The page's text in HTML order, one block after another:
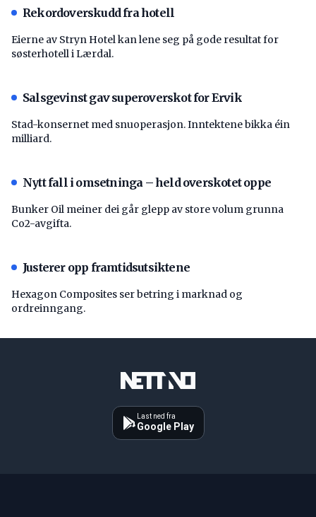
Rekordoverskudd fra hotell
Eierne av Stryn Hotel kan lene seg på gode resultat for
søsterhotell i Lærdal.
Salsgevinst gav superoverskot for Ervik
Stad-konsernet med snuoperasjon. Inntektene bikka éin
milliard.
Nytt fall i omsetninga – held overskotet oppe
Bunker Oil meiner dei går glepp av store volum grunna
Co2-avgifta.
Justerer opp framtidsutsiktene
Hexagon Composites ser betring i marknad og
ordreinngang.
Last ned fra
Google Play